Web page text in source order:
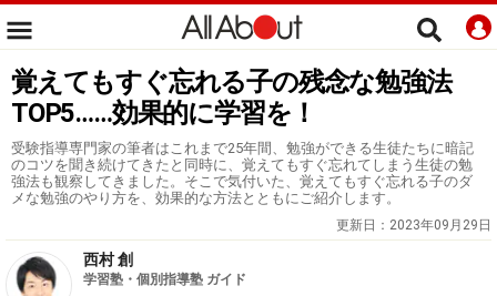
覚えてもすぐ忘れる子の残念な勉強法
TOP5……効果的に学習を！
受験指導専門家の筆者はこれまで25年間、勉強ができる生徒たちに暗記
のコツを聞き続けてきたと同時に、覚えてもすぐ忘れてしまう生徒の勉
強法も観察してきました。そこで気付いた、覚えてもすぐ忘れる子のダ
メな勉強のやり方を、効果的な方法とともにご紹介します。
更新日： 2023年09月29日
西村 創
学習塾・個別指導塾 ガイド